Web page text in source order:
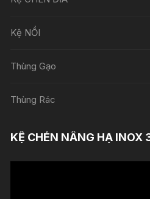
Kệ NỒI
Thùng Gạo
Thùng Rác
KỆ CHÉN NÂNG HẠ INOX